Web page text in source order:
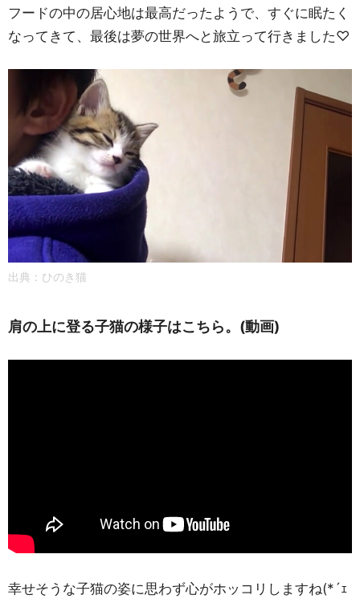
フードの中の居心地は最高だったようで、すぐに眠たく
なってきて、最後は夢の世界へと旅立って行きました♡
出典：ひのき猫
肩の上に登る子猫の様子はこちら。(動画)
幸せそうな子猫の姿に思わず心がホッコリしますね(*´ｪ